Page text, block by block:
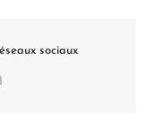
sociaux
LinkedIn